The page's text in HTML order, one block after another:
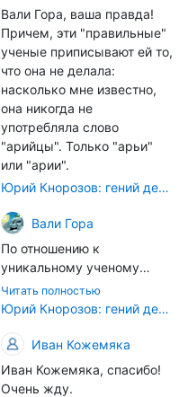
расстояний между
тонами): чистой квинты
(3:2), чистой кварты (4:3) и
октавы (2:1). Эти
интервалы соотнесены в
настройке так называемой
"Лиры Орфея". ... Иным
смыслом наделена
идеальная
более позднего
европейского способа
градуирования высотной
шкалы. В его основе лежит
открытие частичных тонов.
... В такой системе часть
содержит в себе целое, т.е.
все остальные части и
закон их соотношения. Не
часть есть проекция
целого (как в звуковой
Вали Гора, ваша правда!
Причем, эти "правильные"
ученые приписывают ей то,
что она не делала:
насколько мне известно,
она никогда не
употребляла слово
"арийцы". Только "арьи"
или "арии".
Юрий Кнорозов: гений дешифровки
Вали Гора
По отношению к
уникальному ученому
Светлане Жарниковой
были применены схожие
защитила кандидатскую
диссертацию (ей даже
хотели сразу дать
Читать полностью
Юрий Кнорозов: гений дешифровки
Иван Кожемяка
Иван Кожемяка, спасибо!
Очень жду.